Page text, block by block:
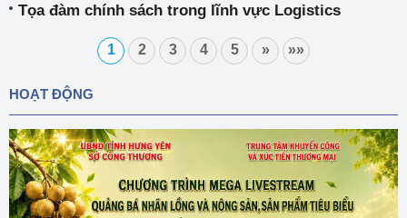
Tọa đàm chính sách trong lĩnh vực Logistics
1 2 3 4 5 » »»
HOẠT ĐỘNG